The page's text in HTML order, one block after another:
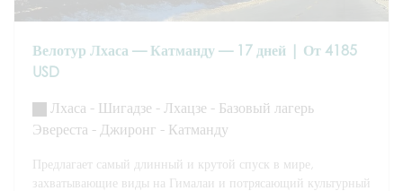
Велотур Лхаса — Катманду — 17 дней | От 4185
USD
Лхаса - Шигадзе - Лхацзе - Базовый лагерь
Эвереста - Джиронг - Катманду
Предлагает самый длинный и крутой спуск в мире,
захватывающие виды на Гималаи и потрясающий культурный